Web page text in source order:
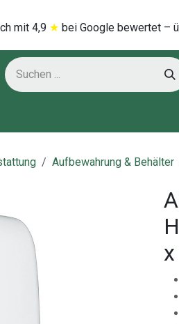
mi​t 4,9 ★ bei Google bewertet –
Aufbewahrung & Behälter